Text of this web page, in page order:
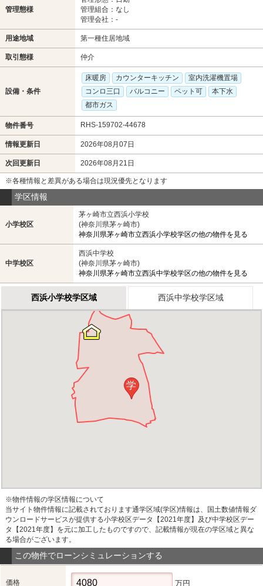
管理態様
管理組合：なし
管理会社：-
用途地域 第一種住居地域
取引態様 仲介
設備・条件
床暖房 カウンターキッチン
室内洗濯機置場
コンロ三口
バルコニー ペット可
本下水
都市ガス
物件番号 RHS-159702-44678
情報更新日 2026年08月07日
次回更新日 2026年08月21日
※各種情報と差異がある場合は現況優先となります
学区情報
小学校区
茅ヶ崎市立西浜小学校
(神奈川県茅ヶ崎市)
神奈川県茅ヶ崎市立西浜小学校学区の他の物件を見る
中学校区
西浜中学校
(神奈川県茅ヶ崎市)
神奈川県茅ヶ崎市立西浜中学校学区の他の物件を見る
西浜小学校学区域 西浜中学校学区域
学
※物件情報の学区情報について
当サイト物件情報に記載されております通学区域(学区)情報は、国土数値情報ダ
ウンロードサービスが提供する小学校区データ【2021年度】及び中学校区デー
タ【2021年度】を元に加工したものですので、記載情報が現在の学区域と異な
る場合がございます。
この物件でローンシミュレーションする
価格 万円